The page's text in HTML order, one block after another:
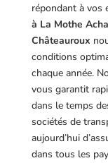
répondant à vos
à La Mothe
Châteauroux
conditions
chaque année.
vous garantit
dans le temps
sociétés de
aujourd’hui
dans tous les